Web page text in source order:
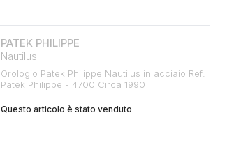
PATEK PHILIPPE
Nautilus
Orologio Patek Philippe Nautilus in acciaio Ref:
Patek Philippe - 4700 Circa 1990
Questo articolo è stato venduto